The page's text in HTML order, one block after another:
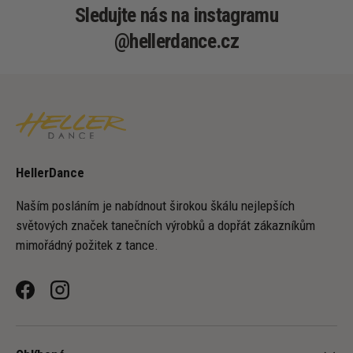
Sledujte nás na instagramu
@hellerdance.cz
HellerDance
Naším posláním je nabídnout širokou škálu nejlepších
světových značek tanečních výrobků a dopřát zákazníkům
mimořádný požitek z tance.
FacebookInstagram